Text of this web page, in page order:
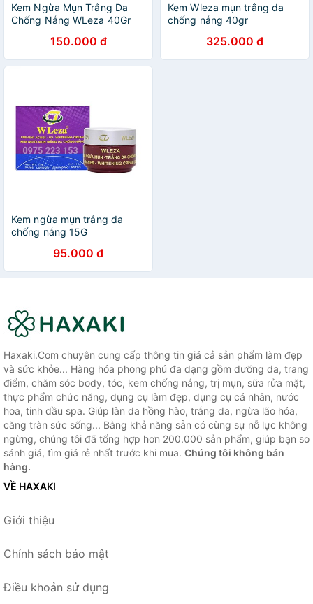
Kem Ngừa Mụn Trắng Da
Chống Nắng WLeza 40Gr
150.000 đ
Kem Wleza mụn trắng da
chống nắng 40gr
325.000 đ
Kem ngừa mụn trắng da
chống nắng 15G
95.000 đ
Haxaki.Com chuyên cung cấp thông tin giá cả sản phẩm làm đẹp
và sức khỏe... Hàng hóa phong phú đa dạng gồm dưỡng da, trang
điểm, chăm sóc body, tóc, kem chống nắng, trị mụn, sữa rửa mặt,
thực phẩm chức năng, dụng cụ làm đẹp, dụng cụ cá nhân, nước
hoa, tinh dầu spa. Giúp làn da hồng hào, trắng da, ngừa lão hóa,
căng tràn sức sống... Bằng khả năng sẵn có cùng sự nỗ lực không
ngừng, chúng tôi đã tổng hợp hơn 200.000 sản phẩm, giúp bạn so
sánh giá, tìm giá rẻ nhất trước khi mua. Chúng tôi không bán
hàng.
VỀ HAXAKI
Giới thiệu
Chính sách bảo mật
Điều khoản sử dụng